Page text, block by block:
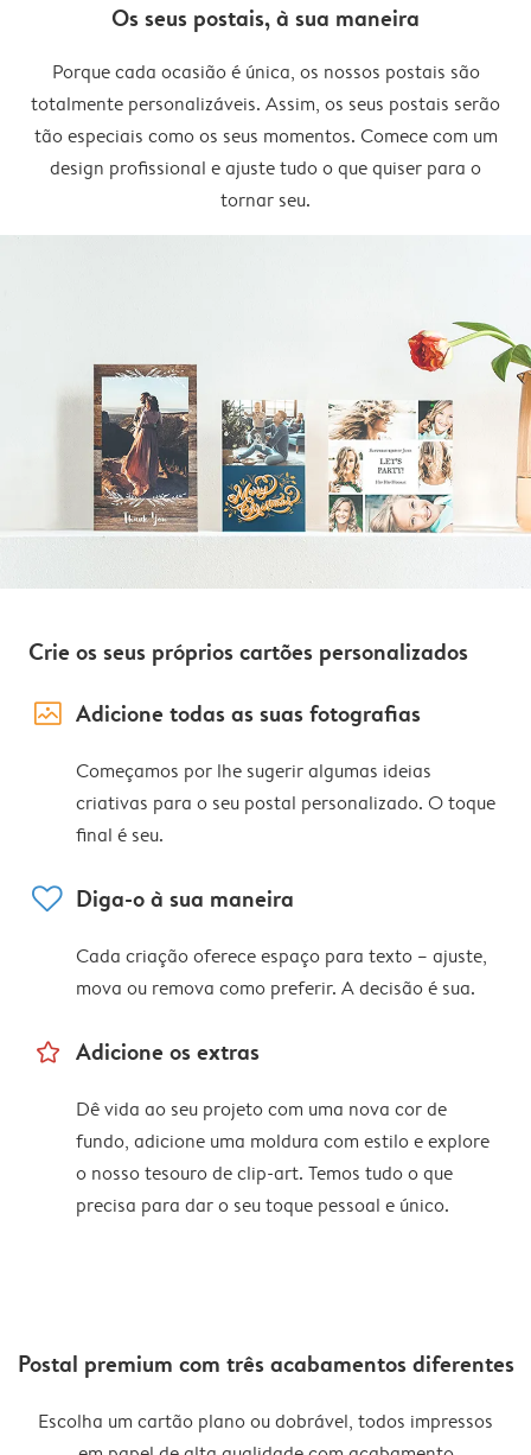
Os seus postais, à sua maneira
Porque cada ocasião é única, os nossos postais são
totalmente personalizáveis. Assim, os seus postais serão
tão especiais como os seus momentos. Comece com um
design profissional e ajuste tudo o que quiser para o
tornar seu.
Crie os seus próprios cartões personalizados
image_placeholder Adicione todas as suas fotografias
Começamos por lhe sugerir algumas ideias
criativas para o seu postal personalizado. O toque
final é seu.
heart Diga-o à sua maneira
Cada criação oferece espaço para texto – ajuste,
mova ou remova como preferir. A decisão é sua.
star_outline Adicione os extras
Dê vida ao seu projeto com uma nova cor de
fundo, adicione uma moldura com estilo e explore
o nosso tesouro de clip-art. Temos tudo o que
precisa para dar o seu toque pessoal e único.
Postal premium com três acabamentos diferentes
Escolha um cartão plano ou dobrável, todos impressos